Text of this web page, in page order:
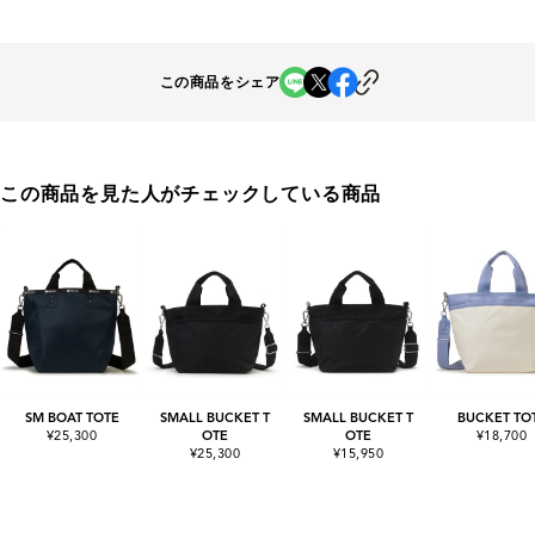
この商品をシェア
この商品を見た人がチェックしている商品
SM BOAT TOTE
¥25,300
SMALL BUCKET T
OTE
¥25,300
SMALL BUCKET T
OTE
¥15,950
BUCKET
¥18,700